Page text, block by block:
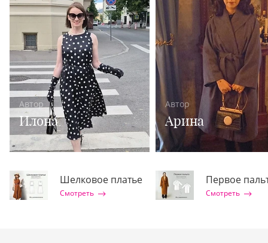
Автор
Илона
Шелковое платье
Смотреть
Автор
Арина
Первое
Смотреть